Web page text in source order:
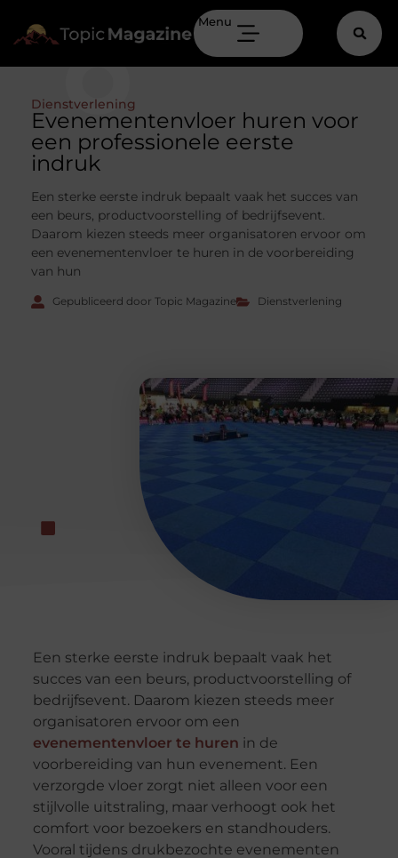
Menu
Dienstverlening
Evenementenvloer huren voor
een professionele eerste
indruk
Een sterke eerste indruk bepaalt vaak het succes van
een beurs, productvoorstelling of bedrijfsevent.
Daarom kiezen steeds meer organisatoren ervoor om
een evenementenvloer te huren in de voorbereiding
van hun
Gepubliceerd door Topic Magazine Dienstverlening
Een sterke eerste indruk bepaalt vaak het
succes van een beurs, productvoorstelling of
bedrijfsevent. Daarom kiezen steeds meer
organisatoren ervoor om een
evenementenvloer te huren in de
voorbereiding van hun evenement. Een
verzorgde vloer zorgt niet alleen voor een
stijlvolle uitstraling, maar verhoogt ook het
comfort voor bezoekers en standhouders.
Vooral tijdens drukbezochte evenementen